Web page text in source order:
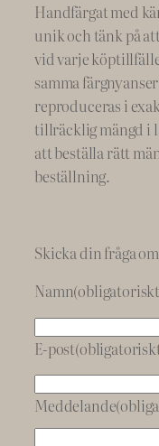
Handfärgat med
unik och tänk på
vid varje
samma
reproduceras i
tillräcklig mängd i
att beställa rätt
beställning.
Skicka din fråga
Namn
E-post
Meddelande